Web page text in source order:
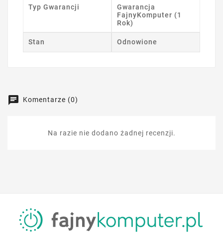
Typ Gwarancji
Gwarancja
FajnyKomputer (1
Rok)
Stan Odnowione
Komentarze (0)
Na razie nie dodano żadnej recenzji.